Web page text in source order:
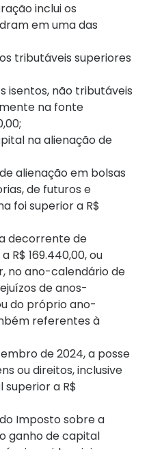
inclui os
em uma das
tributáveis superiores
isentos, não tributáveis
na fonte
na alienação de
alienação em bolsas
de futuros e
foi superior a R$
decorrente de
R$ 169.440,00, ou
no ano-calendário de
de anos-
do próprio ano-
referentes à
de 2024, a posse
ou direitos, inclusive
a R$
Imposto sobre a
ganho de capital